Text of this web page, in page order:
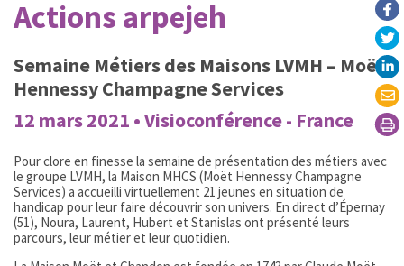
Actions arpejeh
Semaine Métiers des Maisons LVMH – Moët
Hennessy Champagne Services
12 mars 2021 • Visioconférence - France
Pour clore en finesse la semaine de présentation des métiers avec
le groupe LVMH, la Maison MHCS (Moët Hennessy Champagne
Services) a accueilli virtuellement 21 jeunes en situation de
handicap pour leur faire découvrir son univers. En direct d’Épernay
(51), Noura, Laurent, Hubert et Stanislas ont présenté leurs
parcours, leur métier et leur quotidien.